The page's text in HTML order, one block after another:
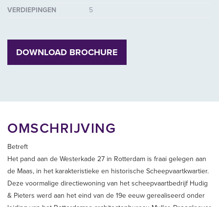
VERDIEPINGEN
5
DOWNLOAD BROCHURE
OMSCHRIJVING
Betreft
Het pand aan de Westerkade 27 in Rotterdam is fraai gelegen aan
de Maas, in het karakteristieke en historische Scheepvaartkwartier.
Deze voormalige directiewoning van het scheepvaartbedrijf Hudig
& Pieters werd aan het eind van de 19e eeuw gerealiseerd onder